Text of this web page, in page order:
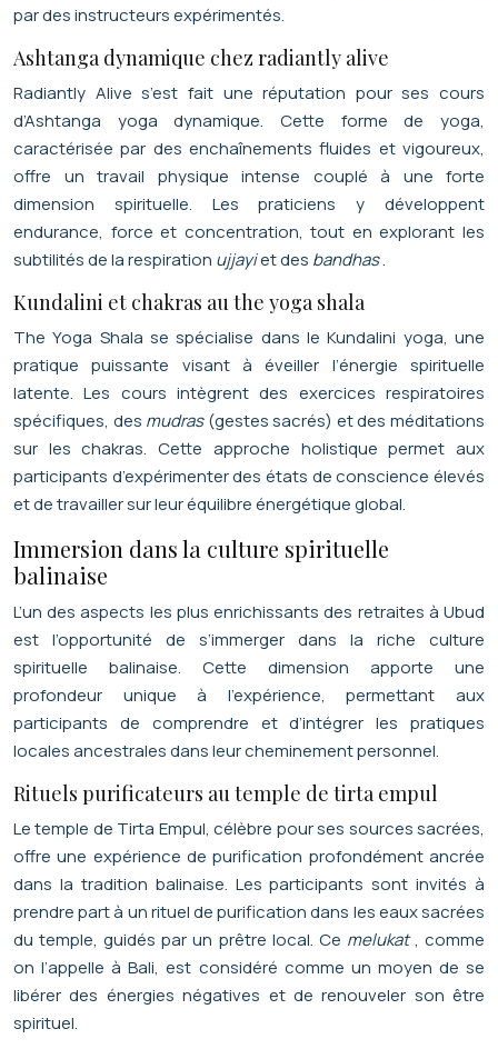
par des instructeurs expérimentés.
Ashtanga dynamique chez radiantly alive
Radiantly Alive s’est fait une réputation pour ses cours
d’Ashtanga yoga dynamique. Cette forme de yoga,
caractérisée par des enchaînements fluides et vigoureux,
offre un travail physique intense couplé à une forte
dimension spirituelle. Les praticiens y développent
endurance, force et concentration, tout en explorant les
subtilités de la respiration ujjayiet des bandhas.
Kundalini et chakras au the yoga shala
The Yoga Shala se spécialise dans le Kundalini yoga, une
pratique puissante visant à éveiller l’énergie spirituelle
latente. Les cours intègrent des exercices respiratoires
spécifiques, des mudras(gestes sacrés) et des méditations
sur les chakras. Cette approche holistique permet aux
participants d’expérimenter des états de conscience élevés
et de travailler sur leur équilibre énergétique global.
Immersion dans la culture spirituelle
balinaise
L’un des aspects les plus enrichissants des retraites à Ubud
est l’opportunité de s’immerger dans la riche culture
spirituelle balinaise. Cette dimension apporte une
profondeur unique à l’expérience, permettant aux
participants de comprendre et d’intégrer les pratiques
locales ancestrales dans leur cheminement personnel.
Rituels purificateurs au temple de tirta empul
Le temple de Tirta Empul, célèbre pour ses sources sacrées,
offre une expérience de purification profondément ancrée
dans la tradition balinaise. Les participants sont invités à
prendre part à un rituel de purification dans les eaux sacrées
du temple, guidés par un prêtre local. Ce melukat, comme
on l’appelle à Bali, est considéré comme un moyen de se
libérer des énergies négatives et de renouveler son être
spirituel.